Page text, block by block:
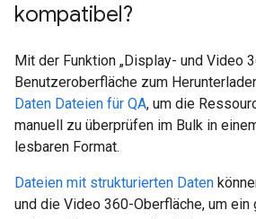
kompatibel?
Mit der Funktion „Display- und Video
Benutzeroberfläche zum
Daten Dateien für QA, um die
manuell zu überprüfen im Bulk in
lesbaren Format.
Dateien mit strukturierten Daten
und die Video 360-Oberfläche, um ein